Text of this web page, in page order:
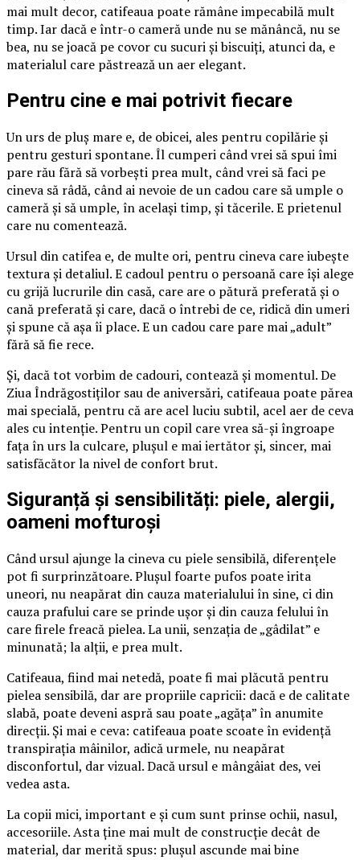
mai mult decor, catifeaua poate rămâne impecabilă mult
timp. Iar dacă e într-o cameră unde nu se mănâncă, nu se
bea, nu se joacă pe covor cu sucuri și biscuiți, atunci da, e
materialul care păstrează un aer elegant.
Pentru cine e mai potrivit fiecare
Un urs de pluș mare e, de obicei, ales pentru copilărie și
pentru gesturi spontane. Îl cumperi când vrei să spui îmi
pare rău fără să vorbești prea mult, când vrei să faci pe
cineva să râdă, când ai nevoie de un cadou care să umple o
cameră și să umple, în același timp, și tăcerile. E prietenul
care nu comentează.
Ursul din catifea e, de multe ori, pentru cineva care iubește
textura și detaliul. E cadoul pentru o persoană care își alege
cu grijă lucrurile din casă, care are o pătură preferată și o
cană preferată și care, dacă o întrebi de ce, ridică din umeri
și spune că așa îi place. E un cadou care pare mai „adult”
fără să fie rece.
Și, dacă tot vorbim de cadouri, contează și momentul. De
Ziua Îndrăgostiților sau de aniversări, catifeaua poate părea
mai specială, pentru că are acel luciu subtil, acel aer de ceva
ales cu intenție. Pentru un copil care vrea să-și îngroape
fața în urs la culcare, plușul e mai iertător și, sincer, mai
satisfăcător la nivel de confort brut.
Siguranță și sensibilități: piele, alergii,
oameni mofturoși
Când ursul ajunge la cineva cu piele sensibilă, diferențele
pot fi surprinzătoare. Plușul foarte pufos poate irita
uneori, nu neapărat din cauza materialului în sine, ci din
cauza prafului care se prinde ușor și din cauza felului în
care firele freacă pielea. La unii, senzația de „gâdilat” e
minunată; la alții, e prea mult.
Catifeaua, fiind mai netedă, poate fi mai plăcută pentru
pielea sensibilă, dar are propriile capricii: dacă e de calitate
slabă, poate deveni aspră sau poate „agăța” în anumite
direcții. Și mai e ceva: catifeaua poate scoate în evidență
transpirația mâinilor, adică urmele, nu neapărat
disconfortul, dar vizual. Dacă ursul e mângâiat des, vei
vedea asta.
La copii mici, important e și cum sunt prinse ochii, nasul,
accesoriile. Asta ține mai mult de construcție decât de
material, dar merită spus: plușul ascunde mai bine